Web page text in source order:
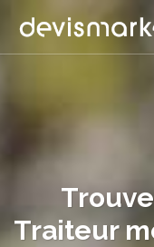
Traiteur